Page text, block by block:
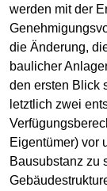
werden mit der
die Änderung,
baulicher
den ersten Blick
letztlich zwei
Eigentümer) vor
Bausubstanz zu